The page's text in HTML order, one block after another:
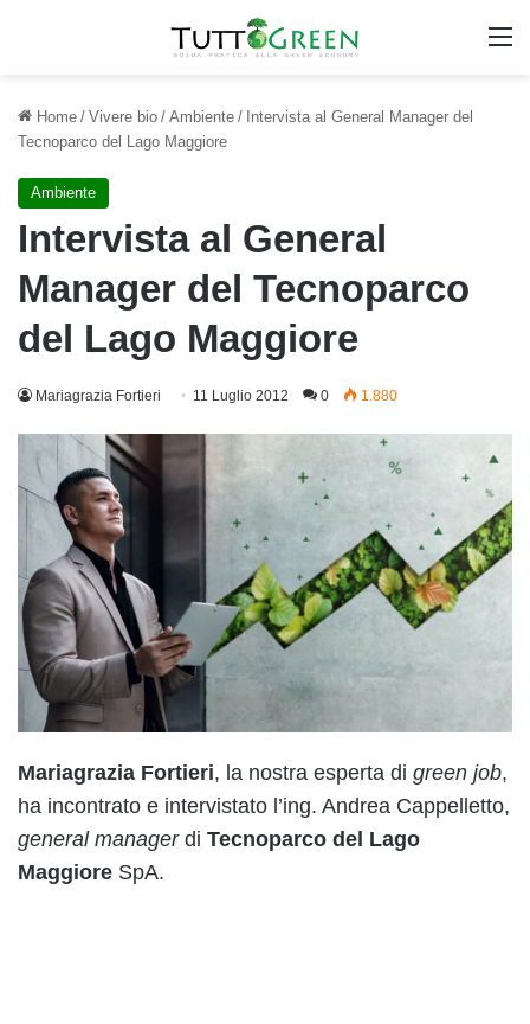
Home / Vivere bio / Ambiente / Intervista al General Manager del
Tecnoparco del Lago Maggiore
Ambiente
Intervista al General
Manager del Tecnoparco
del Lago Maggiore
Mariagrazia Fortieri 11 Luglio 2012 0 1.880
Mariagrazia Fortieri, la nostra esperta di green job,
ha incontrato e intervistato l’ing. Andrea Cappelletto,
general managerdi Tecnoparco del Lago
Maggiore SpA.